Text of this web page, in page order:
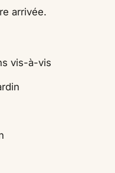
arrivée.
vis-à-vis